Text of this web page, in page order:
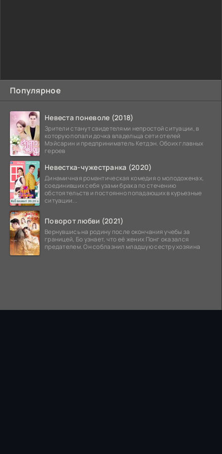
Популярное
Невеста поневоле (2018)
Зрители станут свидетелями непростой ситуации, в
которую попали дочка владельца сети отелей
Мэйсарин и предприниматель Кетдэн. Обоих главных
героев
Невестка-чужестранка (2020)
Динамичная романтическая комедия о молодоженах,
соединивших себя узами брака по стечению
обстоятельств и постоянно попадающих в курьезные
ситуации...
Поворот любви (2021)
Вернувшись на родину после окончания учебы за
границей, Бо узнает, что её жених Понг оказался
предателем. Он соблазнил младшую сестру хозяина